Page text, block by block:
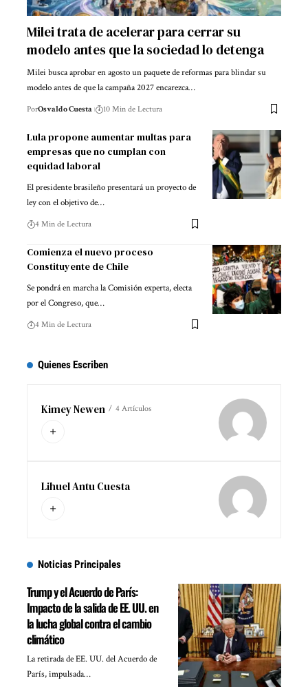
Milei trata de acelerar para cerrar su
modelo antes que la sociedad lo detenga
Milei busca aprobar en agosto un paquete de reformas para blindar su
modelo antes de que la campaña 2027 encarezca…
PorOsvaldo Cuesta 10 Min de Lectura
Lula propone aumentar multas para
empresas que no cumplan con
equidad laboral
El presidente brasileño presentará un proyecto de
ley con el objetivo de…
4 Min de Lectura
Comienza el nuevo proceso
Constituyente de Chile
Se pondrá en marcha la Comisión experta, electa
por el Congreso, que…
4 Min de Lectura
Quienes Escriben
Kimey Newen 4 Artículos
Lihuel Antu Cuesta
Noticias Principales
Trump y el Acuerdo de París:
Impacto de la salida de EE. UU. en
la lucha global contra el cambio
climático
La retirada de EE. UU. del Acuerdo de
París, impulsada…